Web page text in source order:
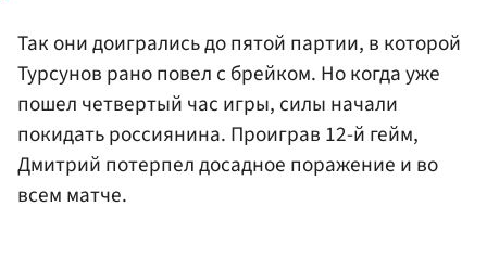
Так они доигрались до пятой партии, в которой
Турсунов рано повел с брейком. Но когда уже
пошел четвертый час игры, силы начали
покидать россиянина. Проиграв 12-й гейм,
Дмитрий потерпел досадное поражение и во
всем матче.